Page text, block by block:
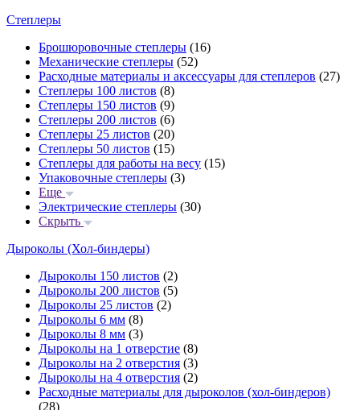
Степлеры
Брошюровочные степлеры (16)
Механические степлеры (52)
Расходные материалы и аксессуары для степлеров (27)
Степлеры 100 листов (8)
Степлеры 150 листов (9)
Степлеры 200 листов (6)
Степлеры 25 листов (20)
Степлеры 50 листов (15)
Степлеры для работы на весу (15)
Упаковочные степлеры (3)
Еще
Электрические степлеры (30)
Скрыть
Дыроколы (Хол-биндеры)
Дыроколы 150 листов (2)
Дыроколы 200 листов (5)
Дыроколы 25 листов (2)
Дыроколы 6 мм (8)
Дыроколы 8 мм (3)
Дыроколы на 1 отверстие (8)
Дыроколы на 2 отверстия (3)
Дыроколы на 4 отверстия (2)
Расходные материалы для дыроколов (хол-биндеров)
(28)